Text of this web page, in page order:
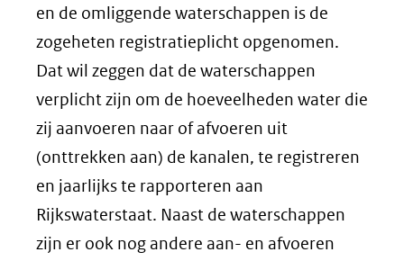
naar
een
andere
website)
en de omliggende waterschappen is de
zogeheten registratieplicht opgenomen.
Dat wil zeggen dat de waterschappen
verplicht zijn om de hoeveelheden water die
zij aanvoeren naar of afvoeren uit
(onttrekken aan) de kanalen, te registreren
en jaarlijks te rapporteren aan
Rijkswaterstaat. Naast de waterschappen
zijn er ook nog andere aan- en afvoeren